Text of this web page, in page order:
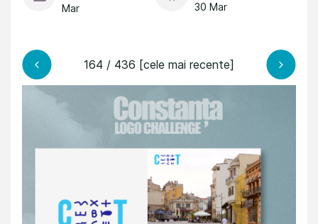
Mar
30 Mar
164 / 436 [cele mai recente]